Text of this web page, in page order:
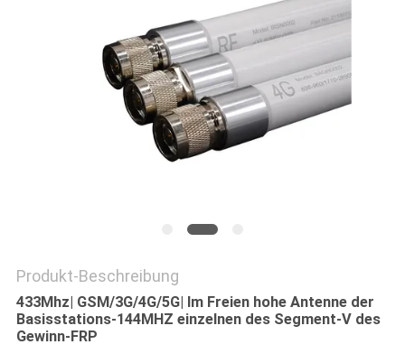
Produkt-Beschreibung
433Mhz| GSM/3G/4G/5G| Im Freien hohe Antenne der
Basisstations-144MHZ einzelnen des Segment-V des
Gewinn-FRP